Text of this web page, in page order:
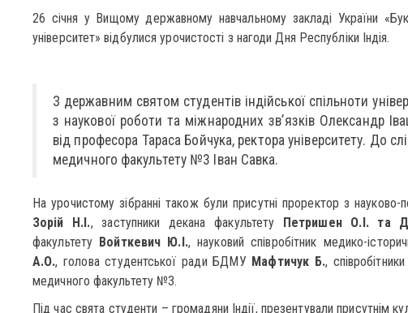
26 січня у Вищому державному навчальному закладі України
університет» відбулися урочистості з нагоди Дня Республіки Індія.
З державним святом студентів індійської спільноти
з наукової роботи та міжнародних зв’язків Олександр
від професора Тараса Бойчука, ректора університету. До
медичного факультету №3 Іван Савка.
На урочистому зібранні також були присутні проректор з науково-
Зорій Н.І., заступники декана факультету Петришен О.І. та
факультету Войткевич Ю.І., науковий співробітник медико-
А.О., голова студентської ради БДМУ Мафтичук Б.,
медичного факультету №3.
Під час свята студенти – громадяни Індії, презентували присутнім